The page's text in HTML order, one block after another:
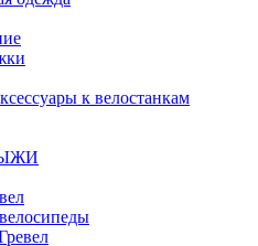
к велостанкам